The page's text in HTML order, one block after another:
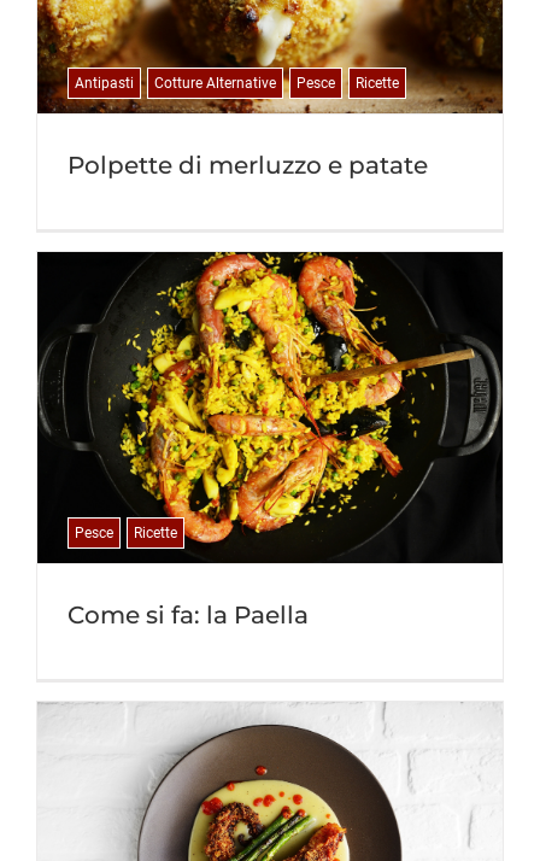
Polpette di merluzzo e patate
Antipasti Cotture Alternative Pesce Ricette
Come si fa: la Paella
Pesce Ricette